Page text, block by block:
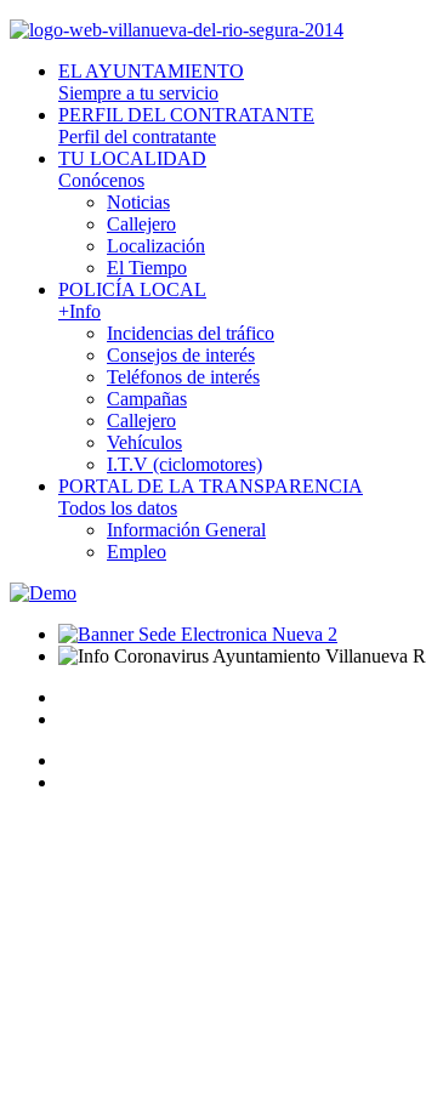
EL AYUNTAMIENTO
Siempre a tu servicio
PERFIL DEL CONTRATANTE
Perfil del contratante
TU LOCALIDAD
Conócenos
Noticias
Callejero
Localización
El Tiempo
POLICÍA LOCAL
+Info
Incidencias del tráfico
Consejos de interés
Teléfonos de interés
Campañas
Callejero
Vehículos
I.T.V (ciclomotores)
PORTAL DE LA TRANSPARENCIA
Todos los datos
Información General
Empleo